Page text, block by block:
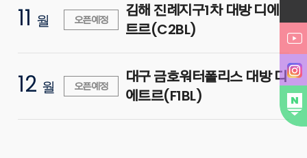
11 월 오픈예정
김해 진례지구1차 대방 디에
트르(C2BL)
12 월 오픈예정
대구 금호워터폴리스 대방 디
에트르(F1BL)